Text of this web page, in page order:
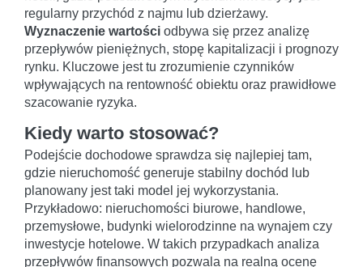
regularny przychód z najmu lub dzierżawy.
Wyznaczenie wartości odbywa się przez analizę
przepływów pieniężnych, stopę kapitalizacji i prognozy
rynku. Kluczowe jest tu zrozumienie czynników
wpływających na rentowność obiektu oraz prawidłowe
szacowanie ryzyka.
Kiedy warto stosować?
Podejście dochodowe sprawdza się najlepiej tam,
gdzie nieruchomość generuje stabilny dochód lub
planowany jest taki model jej wykorzystania.
Przykładowo: nieruchomości biurowe, handlowe,
przemysłowe, budynki wielorodzinne na wynajem czy
inwestycje hotelowe. W takich przypadkach analiza
przepływów finansowych pozwala na realną ocenę